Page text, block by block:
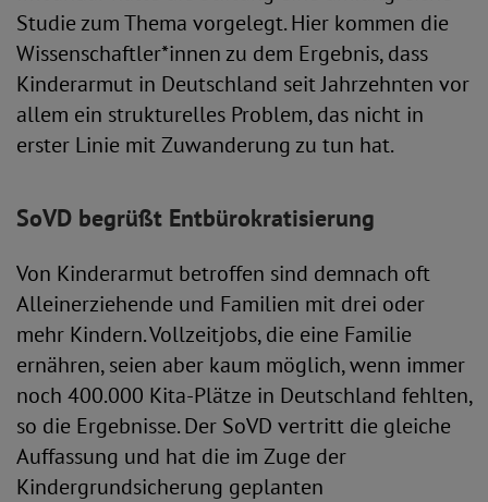
Studie zum Thema vorgelegt. Hier kommen die
Wissenschaftler*innen zu dem Ergebnis, dass
Kinderarmut in Deutschland seit Jahrzehnten vor
allem ein strukturelles Problem, das nicht in
erster Linie mit Zuwanderung zu tun hat.
SoVD begrüßt Entbürokratisierung
Von Kinderarmut betroffen sind demnach oft
Alleinerziehende und Familien mit drei oder
mehr Kindern. Vollzeitjobs, die eine Familie
ernähren, seien aber kaum möglich, wenn immer
noch 400.000 Kita-Plätze in Deutschland fehlten,
so die Ergebnisse. Der SoVD vertritt die gleiche
Auffassung und hat die im Zuge der
Kindergrundsicherung geplanten